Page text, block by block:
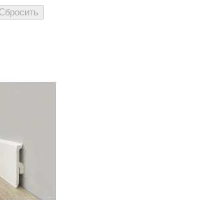
Сбросить